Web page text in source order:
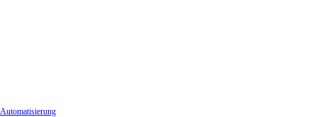
Automatisierung